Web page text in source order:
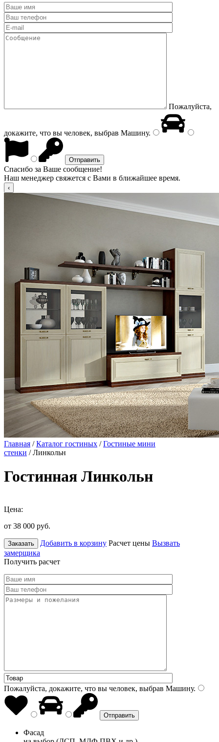
Пожалуйста,
докажите, что вы человек, выбрав Машину.
Спасибо за Ваше сообщение!
Наш менеджер свяжется с Вами в ближайшее время.
Главная /Каталог гостиных /Гостиные мини
стенки / Линкольн
Гостинная Линкольн
Цена:
от 38 000 руб.
Заказать Добавить в корзину Расчет цены Вызвать
замерщика
Получить расчет
Пожалуйста, докажите, что вы человек, выбрав Машину.
Фасад